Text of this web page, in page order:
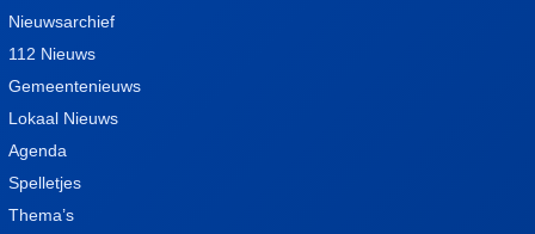
Nieuwsarchief
112 Nieuws
Gemeentenieuws
Lokaal Nieuws
Agenda
Spelletjes
Thema’s